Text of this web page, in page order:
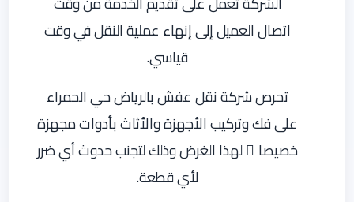
اتصال العميل إلى إنهاء عملية النقل في وقت
قياسي.
تحرص شركة نقل عفش بالرياض حي الحمراء
على فك وتركيب الأجهزة والأثاث بأدوات مجهزة
خصيصا ً لهذا الغرض وذلك لتجنب حدوث أي ضرر
لأي قطعة.